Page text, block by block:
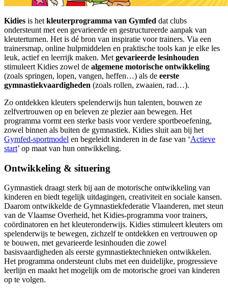
Kidies is het kleuterprogramma van Gymfed dat clubs
ondersteunt met een gevarieerde en gestructureerde aanpak van
kleuterturnen. Het is dé bron van inspiratie voor trainers. Via een
trainersmap, online hulpmiddelen en praktische tools kan je elke les
leuk, actief en leerrijk maken. Met gevarieerde lesinhouden
stimuleert Kidies zowel de algemene motorische ontwikkeling
(zoals springen, lopen, vangen, heffen…) als de eerste
gymnastiekvaardigheden (zoals rollen, zwaaien, rad…).
Zo ontdekken kleuters spelenderwijs hun talenten, bouwen ze
zelfvertrouwen op en beleven ze plezier aan bewegen. Het
programma vormt een sterke basis voor verdere sportbeoefening,
zowel binnen als buiten de gymnastiek. Kidies sluit aan bij het
Gymfed-sportmodel en begeleidt kinderen in de fase van ‘Actieve
start’ op maat van hun ontwikkeling.
Ontwikkeling & situering
Gymnastiek draagt sterk bij aan de motorische ontwikkeling van
kinderen en biedt tegelijk uitdagingen, creativiteit en sociale kansen.
Daarom ontwikkelde de Gymnastiekfederatie Vlaanderen, met steun
van de Vlaamse Overheid, het Kidies-programma voor trainers,
coördinatoren en het kleuteronderwijs. Kidies stimuleert kleuters om
spelenderwijs te bewegen, zichzelf te ontdekken en vertrouwen op
te bouwen, met gevarieerde lesinhouden die zowel
basisvaardigheden als eerste gymnastiektechnieken ontwikkelen.
Het programma ondersteunt clubs met een duidelijke, progressieve
leerlijn en maakt het mogelijk om de motorische groei van kinderen
op te volgen.